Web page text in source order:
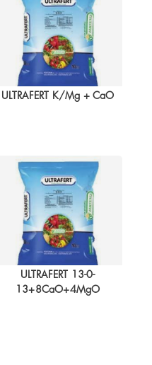
ULTRAFERT K/Mg + CaO
ULTRAFERT 13-0-
13+8CaO+4MgO